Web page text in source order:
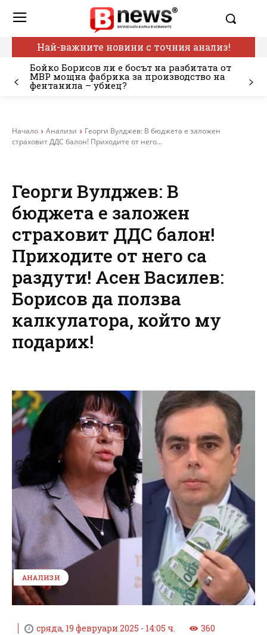
Най-важните новини с точния анализ!
Бойко Борисов ли е босът на разбитата от
МВР мощна фабрика за производство на
фентанила – убиец?
Начало Анализи
Георги Вулджев: В бюджета е заложен
страховит ДДС балон! Приходите от него...
Георги Вулджев: В
бюджета е заложен
страховит ДДС балон!
Приходите от него са
раздути! Асен Василев:
Борисов да ползва
калкулатора, който му
подарих!
АНАЛИЗИ
сряда, 19 февруари 2025 - 14:05 ч. 360